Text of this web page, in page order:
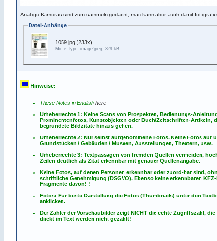
Analoge Kameras sind zum sammeln gedacht, man kann aber auch damit
Datei-Anhänge
1059.jpg (233x)
Mime-Type: image/jpeg, 329 kB
Hinweise:
These Notes in English here
Urheberrechte 1: Keine Scans von Prospekten, Bedienungs-
Prominentenfotos, Kunstobjekten oder Buch/Zeitschriften-Artikeln,
begründete Bildzitate hinaus gehen.
Urheberrechte 2: Nur selbst aufgenommene Fotos. Keine Fotos auf
Grundstücken / Gebäuden / Museen, Ausstellungen, Theatern, usw.
Urheberrechte 3: Textpassagen von fremden Quellen vermeiden,
Zeilen deutlich als Zitat erkennbar mit genauer Quellenangabe.
Keine Fotos, auf denen Personen erkennbar oder zuord-bar sind,
schriftliche Genehmigung (DSGVO). Ebenso keine erkennbaren
Fragmente davon! !
Fotos: Für beste Darstellung die Fotos (Thumbnails) unter den
anklicken.
Der Zähler der Vorschaubilder zeigt NICHT die echte Zugriffszahl,
direkt im Text werden nicht gezählt!